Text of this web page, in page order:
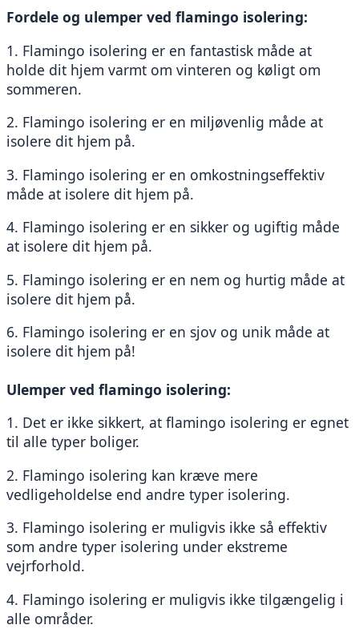
Fordele og ulemper ved flamingo isolering:
1. Flamingo isolering er en fantastisk måde at
holde dit hjem varmt om vinteren og køligt om
sommeren.
2. Flamingo isolering er en miljøvenlig måde at
isolere dit hjem på.
3. Flamingo isolering er en omkostningseffektiv
måde at isolere dit hjem på.
4. Flamingo isolering er en sikker og ugiftig måde
at isolere dit hjem på.
5. Flamingo isolering er en nem og hurtig måde at
isolere dit hjem på.
6. Flamingo isolering er en sjov og unik måde at
isolere dit hjem på!
Ulemper ved flamingo isolering:
1. Det er ikke sikkert, at flamingo isolering er egnet
til alle typer boliger.
2. Flamingo isolering kan kræve mere
vedligeholdelse end andre typer isolering.
3. Flamingo isolering er muligvis ikke så effektiv
som andre typer isolering under ekstreme
vejrforhold.
4. Flamingo isolering er muligvis ikke tilgængelig i
alle områder.